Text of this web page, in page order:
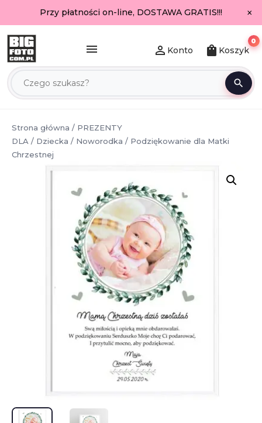
Przy płatności on-line, DOSTAWA GRATIS!!! ×
menu
search
person_outline Konto shopping_bag Koszyk
0
Strona główna / PREZENTY
DLA / Dziecka / Noworodka / Podziękowanie dla Matki
Chrzestnej